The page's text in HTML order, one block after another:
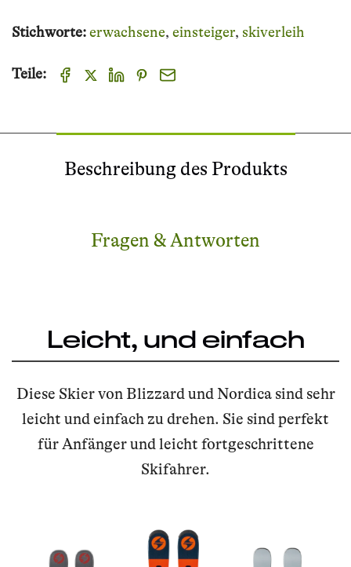
Stichworte:erwachsene einsteiger skiverleih
Teile:
Beschreibung des Produkts
Fragen & Antworten
Leicht, und einfach
Diese Skier von Blizzard und Nordica sind sehr
leicht und einfach zu drehen. Sie sind perfekt
für Anfänger und leicht fortgeschrittene
Skifahrer.